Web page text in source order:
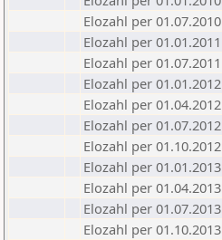
Elozahl per 01.07.2010
Elozahl per 01.01.2011
Elozahl per 01.07.2011
Elozahl per 01.01.2012
Elozahl per 01.04.2012
Elozahl per 01.07.2012
Elozahl per 01.10.2012
Elozahl per 01.01.2013
Elozahl per 01.04.2013
Elozahl per 01.07.2013
Elozahl per 01.10.2013